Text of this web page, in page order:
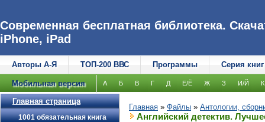
Современная бесплатная библиотека.
iPhone, iPad
Авторы А-Я ТОП-200 ВВС Программы Серия книг
Мобильная версия А Б В Г Д Е/Ё Ж З И/Й К
Главная страница
1001 обязательная книга
Главная » Файлы » Антологии,
Английский детектив.